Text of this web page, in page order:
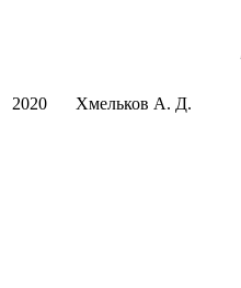
2020 Хмельков А. Д.